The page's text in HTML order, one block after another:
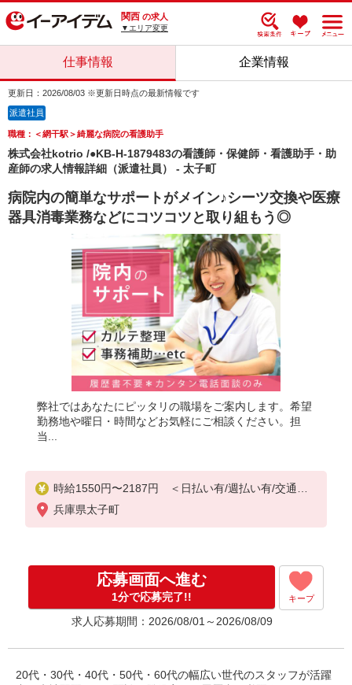
関西 の求人
▼エリア変更
仕事情報 企業情報
更新日：2026/08/03 ※更新日時点の最新情報です
派遣社員
職種：＜網干駅＞綺麗な病院の看護助手
株式会社kotrio /●KB-H-1879483の看護師・保健師・看護助手・助
産師の求人情報詳細（派遣社員） - 太子町
病院内の簡単なサポートがメイン♪シーツ交換や医療
器具消毒業務などにコツコツと取り組もう◎
弊社ではあなたにピッタリの職場をご案内します。希望
勤務地や曜日・時間などお気軽にご相談ください。担
当...
時給1550円〜2187円 ＜日払い有/週払い有/交通費
全支給(ガソリン代含む)＞
兵庫県太子町
応募画面へ進む
1分で応募完了!! キープ
求人応募期間：2026/08/01～2026/08/09
20代・30代・40代・50代・60代の幅広い世代のスタッフが活躍